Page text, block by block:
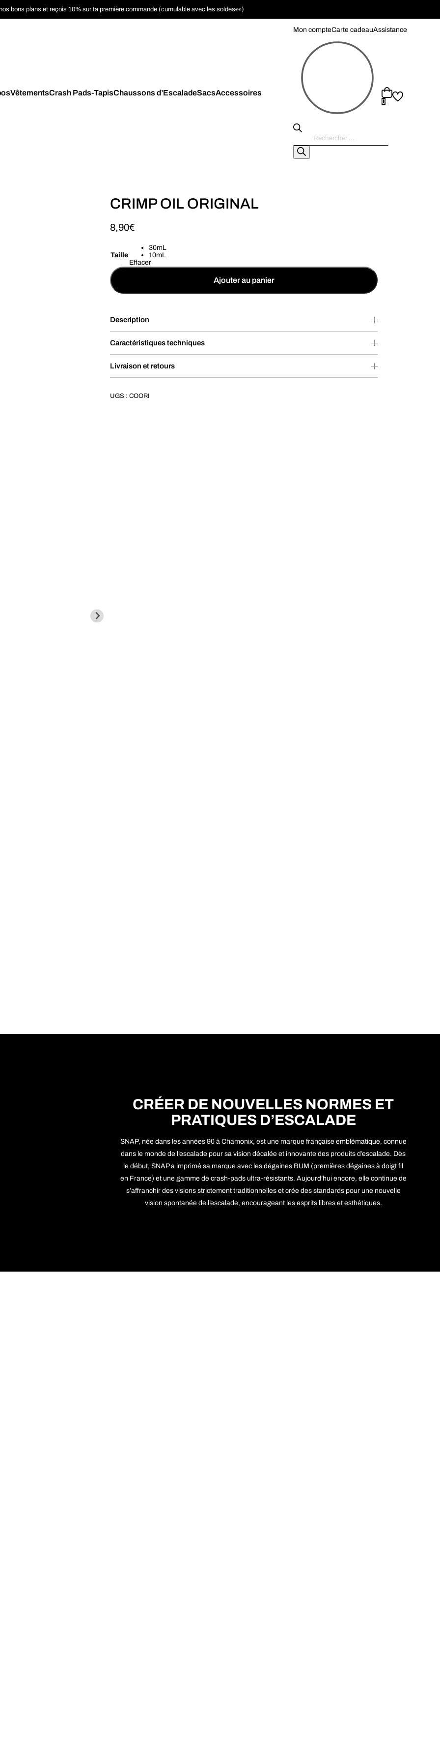
bons plans et reçois 10% sur ta première commande (cumulable avec les soldes👀)
VêtementsCrash Pads-TapisChaussons d’EscaladeSacsAccessoires
Mon compteCarte cadeauAssistance
Recherche
de
produits
0
CRIMP OIL ORIGINAL
8,90€
Taille
30mL
10mL
Effacer
Ajouter au panier
Description
Caractéristiques techniques
Livraison et retours
UGS :COORI
CRÉER DE NOUVELLES NORMES ET
PRATIQUES D’ESCALADE
SNAP, née dans les années 90 à Chamonix, est une marque française emblématique, connue
dans le monde de l’escalade pour sa vision décalée et innovante des produits d’escalade. Dès
le début, SNAP a imprimé sa marque avec les dégaines BUM (premières dégaines à doigt fil
en France) et une gamme de crash-pads ultra-résistants. Aujourd’hui encore, elle continue de
s’affranchir des visions strictement traditionnelles et crée des standards pour une nouvelle
vision spontanée de l’escalade, encourageant les esprits libres et esthétiques.